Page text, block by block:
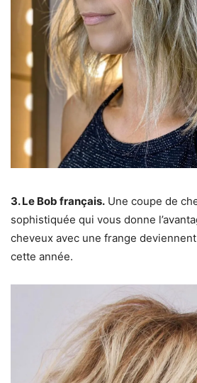
3. Le Bob français. Une coupe de
sophistiquée qui vous donne
cheveux avec une frange
cette année.